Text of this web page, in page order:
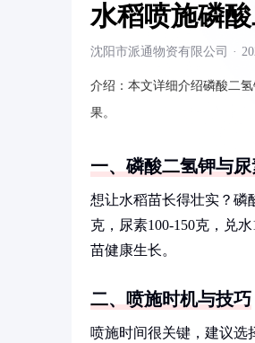
水稻喷施磷
沈阳市派通物资有限公司 ·
介绍： 本文详细介绍磷酸二
果。
一、磷酸二氢钾与
想让水稻苗长得壮实？磷
克，尿素100-150克，兑
苗健康生长。
二、喷施时机与技巧
喷施时间很关键，建议选